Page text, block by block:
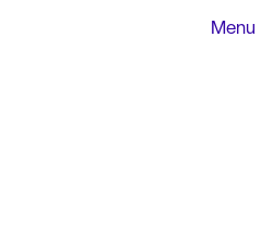
Menu